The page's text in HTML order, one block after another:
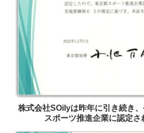
株式会社SOilyは昨年に引き続き
スポーツ推進企業に認定さ